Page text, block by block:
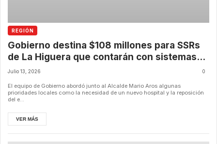
REGIÓN
Gobierno destina $108 millones para SSRs
de La Higuera que contarán con sistemas
fotovoltaicos para ahorrar energía
Julio 13, 2026 0
El equipo de Gobierno abordó junto al Alcalde Mario Aros algunas
prioridades locales como la necesidad de un nuevo hospital y la reposición
del e...
VER MÁS